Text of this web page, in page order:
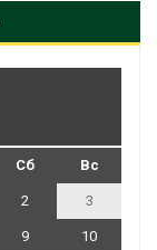
Сб Вс
2 3
9 10